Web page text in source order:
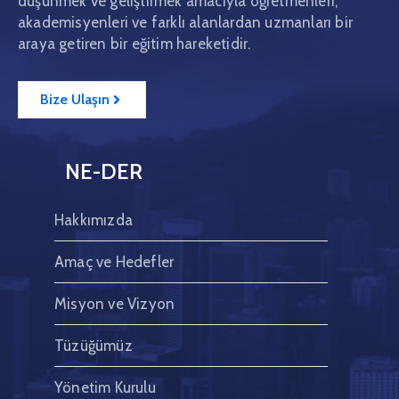
İletişim
akademisyenleri ve farklı alanlardan uzmanları bir
araya getiren bir eğitim hareketidir.
Bize Ulaşın
NE-DER
Hakkımızda
Amaç ve Hedefler
Misyon ve Vizyon
Tüzüğümüz
Yönetim Kurulu